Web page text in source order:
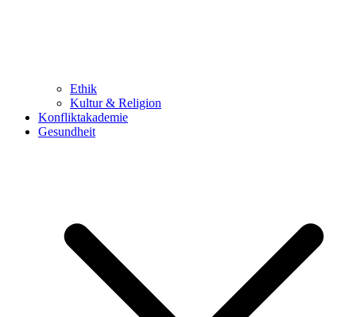
Ethik
Kultur & Religion
Konfliktakademie
Gesundheit